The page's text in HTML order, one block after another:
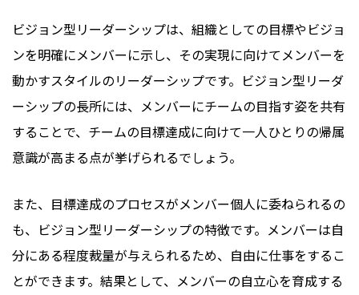
ビジョン型リーダーシップは、組織としての目標やビジョ
ンを明確にメンバーに示し、その実現に向けてメンバーを
動かすスタイルのリーダーシップです。ビジョン型リーダ
ーシップの長所には、メンバーにチームの目指す姿を共有
することで、チームの目標達成に向けて一人ひとりの帰属
意識が高まる点が挙げられるでしょう。
また、目標達成のプロセスがメンバー個人に委ねられるの
も、ビジョン型リーダーシップの特徴です。メンバーは自
分にある程度裁量が与えられるため、自由に仕事をするこ
とができます。結果として、メンバーの自立心を育成する